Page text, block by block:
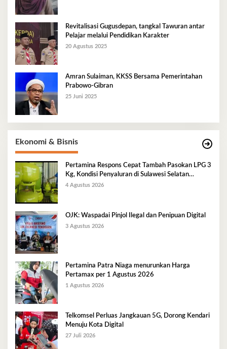
Revitalisasi Gugusdepan, tangkal Tawuran antar
Pelajar melalui Pendidikan Karakter
20 Agustus 2025
Amran Sulaiman, KKSS Bersama Pemerintahan
Prabowo-Gibran
25 Juni 2025
Ekonomi & Bisnis
Pertamina Respons Cepat Tambah Pasokan LPG 3
Kg, Kondisi Penyaluran di Sulawesi Selatan
Berlangsung Kondusif
4 Agustus 2026
OJK: Waspadai Pinjol Ilegal dan Penipuan Digital
3 Agustus 2026
Pertamina Patra Niaga menurunkan Harga
Pertamax per 1 Agustus 2026
1 Agustus 2026
Telkomsel Perluas Jangkauan 5G, Dorong Kendari
Menuju Kota Digital
27 Juli 2026